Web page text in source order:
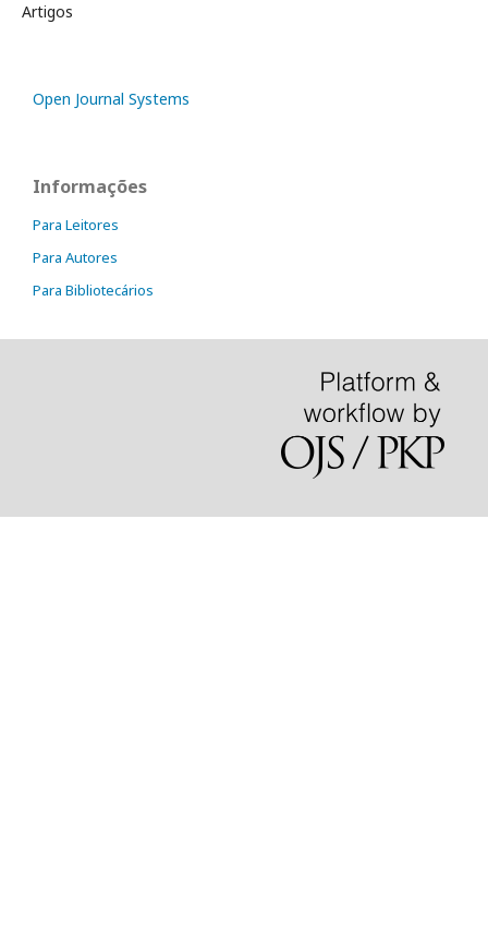
Artigos
Open Journal Systems
Informações
Para Leitores
Para Autores
Para Bibliotecários